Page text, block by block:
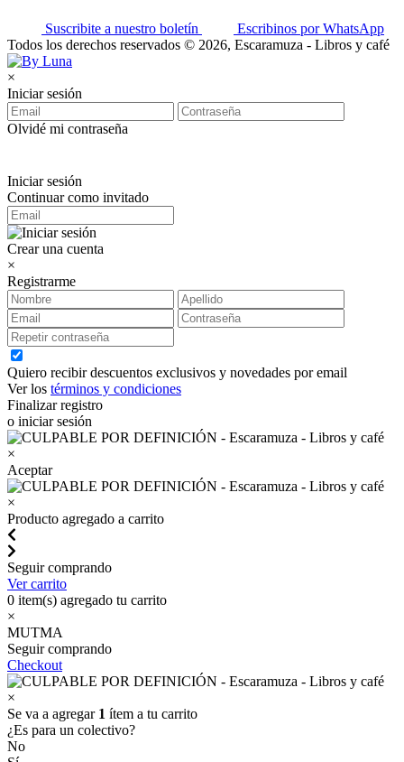
Suscribite a nuestro boletín
Escribinos por WhatsApp
Todos los derechos reservados © 2026, Escaramuza - Libros y café
×
Iniciar sesión
Olvidé mi contraseña
Iniciar sesión
Continuar como invitado
Crear una cuenta
×
Registrarme
Quiero recibir descuentos exclusivos y novedades por email
Ver los términos y condiciones
Finalizar registro
o iniciar sesión
×
Aceptar
×
Producto agregado a carrito
Seguir comprando
Ver carrito
0 item(s) agregado tu carrito
×
MUTMA
Seguir comprando
Checkout
×
Se va a agregar 1 ítem a tu carrito
¿Es para un colectivo?
No